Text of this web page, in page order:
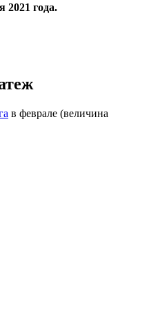
2021 года.
в феврале (величина